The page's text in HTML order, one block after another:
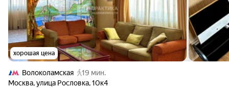
хорошая цена
Волоколамская
19 мин.
Москва,улица Рословка,10к4